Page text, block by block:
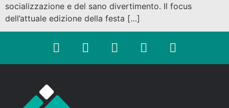
socializzazione e del sano divertimento. Il focus
dell’attuale edizione della festa […]